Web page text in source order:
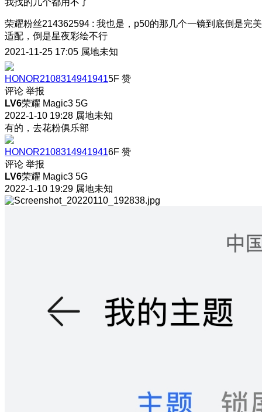
荣耀粉丝214362594 : 我也是，p50的那几个一镜到底倒是完美
适配，倒是星夜彩绘不行
2021-11-25 17:05 属地未知
HONOR21083149419415F 赞
评论 举报
LV6荣耀 Magic3 5G
2022-1-10 19:28 属地未知
有的，去花粉俱乐部
HONOR21083149419416F 赞
评论 举报
LV6荣耀 Magic3 5G
2022-1-10 19:29 属地未知